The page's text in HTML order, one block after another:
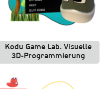
Kodu Game Lab. Visuelle
3D-Programmierung